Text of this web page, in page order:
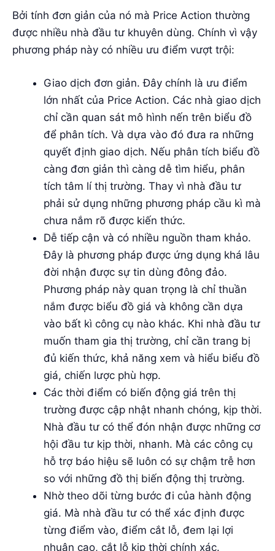
Bởi tính đơn giản của nó mà Price Action thường
được nhiều nhà đầu tư khuyên dùng. Chính vì vậy
phương pháp này có nhiều ưu điểm vượt trội:
Giao dịch đơn giản. Đây chính là ưu điểm
lớn nhất của Price Action. Các nhà giao dịch
chỉ cần quan sát mô hình nến trên biểu đồ
để phân tích. Và dựa vào đó đưa ra những
quyết định giao dịch. Nếu phân tích biểu đồ
càng đơn giản thì càng dễ tìm hiểu, phân
tích tâm lí thị trường. Thay vì nhà đầu tư
phải sử dụng những phương pháp cầu kì mà
chưa nắm rõ được kiến thức.
Dễ tiếp cận và có nhiều nguồn tham khảo.
Đây là phương pháp được ứng dụng khá lâu
đời nhận được sự tin dùng đông đảo.
Phương pháp này quan trọng là chỉ thuần
nắm được biểu đồ giá và không cần dựa
vào bất kì công cụ nào khác. Khi nhà đầu tư
muốn tham gia thị trường, chỉ cần trang bị
đủ kiến thức, khả năng xem và hiểu biểu đồ
giá, chiến lược phù hợp.
Các thời điểm có biến động giá trên thị
trường được cập nhật nhanh chóng, kịp thời.
Nhà đầu tư có thể đón nhận được những cơ
hội đầu tư kịp thời, nhanh. Mà các công cụ
hỗ trợ báo hiệu sẽ luôn có sự chậm trễ hơn
so với những đồ thị biến động thị trường.
Nhờ theo dõi từng bước đi của hành động
giá. Mà nhà đầu tư có thể xác định được
từng điểm vào, điểm cắt lỗ, đem lại lợi
nhuận cao, cắt lỗ kịp thời chính xác.